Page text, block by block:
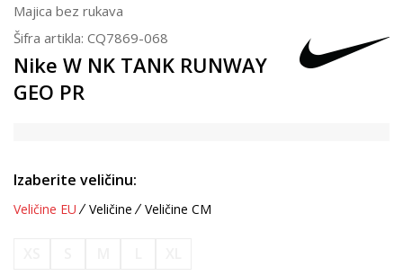
Majica bez rukava
Šifra artikla: CQ7869-068
Nike W NK TANK RUNWAY
GEO PR
Izaberite veličinu:
Veličine EU Veličine Veličine CM